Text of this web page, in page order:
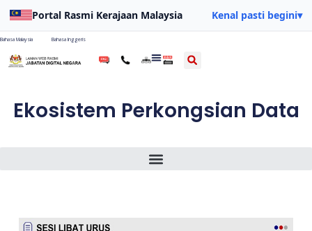
Portal Rasmi Kerajaan Malaysia Kenal pasti begini▾
Bahasa Malaysia Bahasa Inggeris
Ekosistem Perkongsian Data